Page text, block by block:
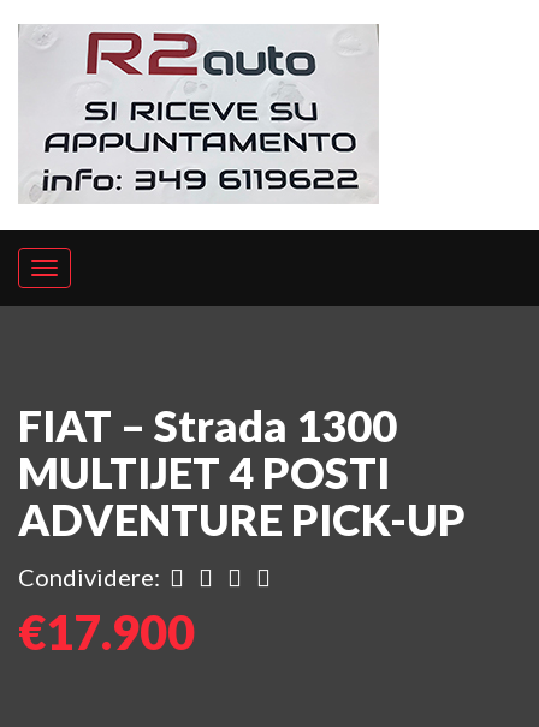
FIAT – Strada 1300
MULTIJET 4 POSTI
ADVENTURE PICK-UP
Condividere:
€17.900